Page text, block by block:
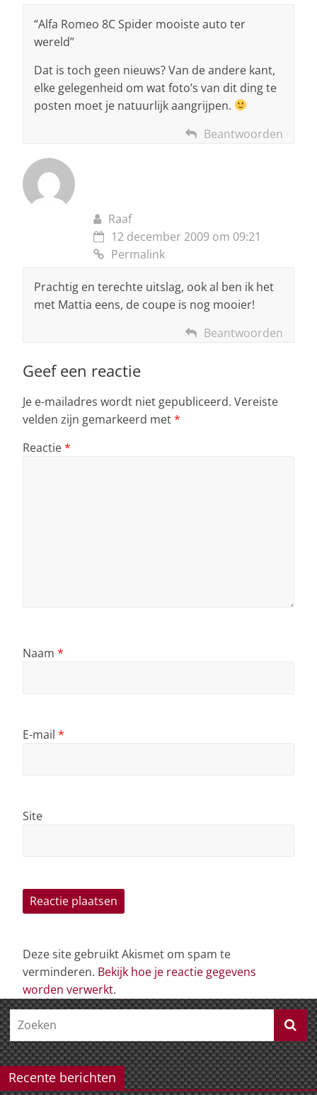
“Alfa Romeo 8C Spider mooiste auto ter
wereld”
Dat is toch geen nieuws? Van de andere kant,
elke gelegenheid om wat foto’s van dit ding te
posten moet je natuurlijk aangrijpen.
Beantwoorden
Raaf
12 december 2009 om 09:21
Permalink
Prachtig en terechte uitslag, ook al ben ik het
met Mattia eens, de coupe is nog mooier!
Beantwoorden
Geef een reactie
Je e-mailadres wordt niet gepubliceerd. Vereiste
velden zijn gemarkeerd met*
Reactie*
Naam *
E-mail *
Site
Deze site gebruikt Akismet om spam te
verminderen. Bekijk hoe je reactie gegevens
worden verwerkt.
Recente berichten